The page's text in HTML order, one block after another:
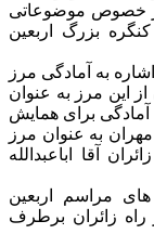
خصوص موضوعاتی
بزرگ اربعین
به آمادگی مرز
این مرز به عنوان
برای همایش
به عنوان مرز
آقا اباعبدالله
مراسم اربعین
زائران برطرف